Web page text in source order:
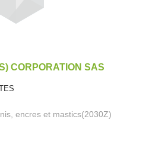
CORPORATION SAS
encres et mastics(2030Z)